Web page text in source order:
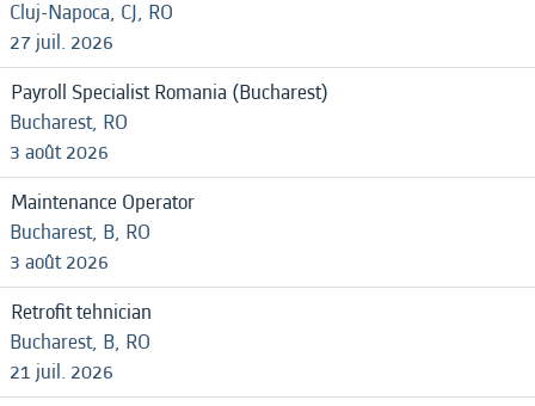
Cluj-Napoca, CJ, RO
27 juil. 2026
Payroll Specialist Romania (Bucharest)
Bucharest, RO
3 août 2026
Maintenance Operator
Bucharest, B, RO
3 août 2026
Retrofit tehnician
Bucharest, B, RO
21 juil. 2026